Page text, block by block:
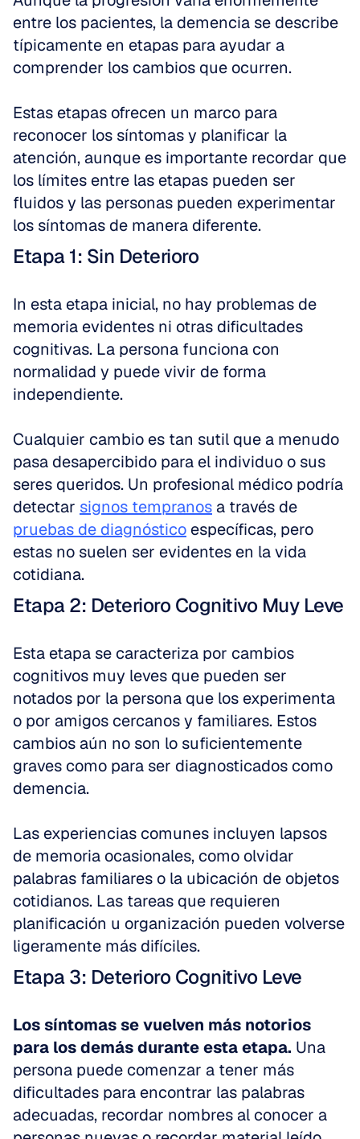
entre los pacientes, la demencia se describe
típicamente en etapas para ayudar a
comprender los cambios que ocurren.
Estas etapas ofrecen un marco para
reconocer los síntomas y planificar la
atención, aunque es importante recordar que
los límites entre las etapas pueden ser
fluidos y las personas pueden experimentar
los síntomas de manera diferente.
Etapa 1: Sin Deterioro
In esta etapa inicial, no hay problemas de
memoria evidentes ni otras dificultades
cognitivas. La persona funciona con
normalidad y puede vivir de forma
independiente.
Cualquier cambio es tan sutil que a menudo
pasa desapercibido para el individuo o sus
seres queridos. Un profesional médico podría
detectar signos tempranos
pruebas de diagnóstico específicas, pero
estas no suelen ser evidentes en la vida
cotidiana.
Etapa 2: Deterioro Cognitivo Muy Leve
Esta etapa se caracteriza por cambios
cognitivos muy leves que pueden ser
notados por la persona que los experimenta
o por amigos cercanos y familiares. Estos
cambios aún no son lo suficientemente
graves como para ser diagnosticados como
demencia.
Las experiencias comunes incluyen lapsos
de memoria ocasionales, como olvidar
palabras familiares o la ubicación de objetos
cotidianos. Las tareas que requieren
planificación u organización pueden volverse
ligeramente más difíciles.
Etapa 3: Deterioro Cognitivo Leve
Los síntomas se vuelven más notorios
para los demás durante esta etapa. Una
persona puede comenzar a tener más
dificultades para encontrar las palabras
adecuadas, recordar nombres al conocer a